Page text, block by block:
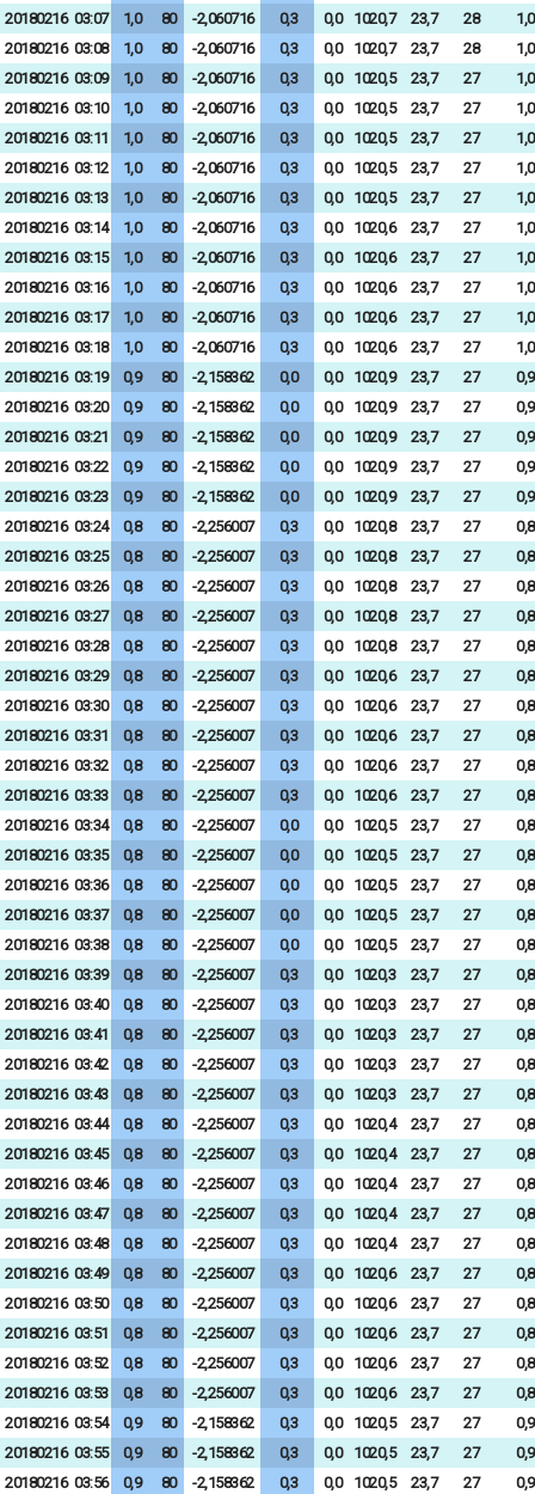
20180216 03:07 1,0 80 -2,060716 0,3 0,0 1020,7 23,7 28
1,0
20180216 03:08 1,0 80 -2,060716 0,3 0,0 1020,7 23,7 28
1,0
20180216 03:09 1,0 80 -2,060716 0,3 0,0 1020,5 23,7 27
1,0
20180216 03:10 1,0 80 -2,060716 0,3 0,0 1020,5 23,7 27
1,0
20180216 03:11 1,0 80 -2,060716 0,3 0,0 1020,5 23,7 27
1,0
20180216 03:12 1,0 80 -2,060716 0,3 0,0 1020,5 23,7 27
1,0
20180216 03:13 1,0 80 -2,060716 0,3 0,0 1020,5 23,7 27
1,0
20180216 03:14 1,0 80 -2,060716 0,3 0,0 1020,6 23,7 27
1,0
20180216 03:15 1,0 80 -2,060716 0,3 0,0 1020,6 23,7 27
1,0
20180216 03:16 1,0 80 -2,060716 0,3 0,0 1020,6 23,7 27
1,0
20180216 03:17 1,0 80 -2,060716 0,3 0,0 1020,6 23,7 27
1,0
20180216 03:18 1,0 80 -2,060716 0,3 0,0 1020,6 23,7 27
1,0
20180216 03:19 0,9 80 -2,158362 0,0 0,0 1020,9 23,7 27
0,9
20180216 03:20 0,9 80 -2,158362 0,0 0,0 1020,9 23,7 27
0,9
20180216 03:21 0,9 80 -2,158362 0,0 0,0 1020,9 23,7 27
0,9
20180216 03:22 0,9 80 -2,158362 0,0 0,0 1020,9 23,7 27
0,9
20180216 03:23 0,9 80 -2,158362 0,0 0,0 1020,9 23,7 27
0,9
20180216 03:24 0,8 80 -2,256007 0,3 0,0 1020,8 23,7 27
0,8
20180216 03:25 0,8 80 -2,256007 0,3 0,0 1020,8 23,7 27
0,8
20180216 03:26 0,8 80 -2,256007 0,3 0,0 1020,8 23,7 27
0,8
20180216 03:27 0,8 80 -2,256007 0,3 0,0 1020,8 23,7 27
0,8
20180216 03:28 0,8 80 -2,256007 0,3 0,0 1020,8 23,7 27
0,8
20180216 03:29 0,8 80 -2,256007 0,3 0,0 1020,6 23,7 27
0,8
20180216 03:30 0,8 80 -2,256007 0,3 0,0 1020,6 23,7 27
0,8
20180216 03:31 0,8 80 -2,256007 0,3 0,0 1020,6 23,7 27
0,8
20180216 03:32 0,8 80 -2,256007 0,3 0,0 1020,6 23,7 27
0,8
20180216 03:33 0,8 80 -2,256007 0,3 0,0 1020,6 23,7 27
0,8
20180216 03:34 0,8 80 -2,256007 0,0 0,0 1020,5 23,7 27
0,8
20180216 03:35 0,8 80 -2,256007 0,0 0,0 1020,5 23,7 27
0,8
20180216 03:36 0,8 80 -2,256007 0,0 0,0 1020,5 23,7 27
0,8
20180216 03:37 0,8 80 -2,256007 0,0 0,0 1020,5 23,7 27
0,8
20180216 03:38 0,8 80 -2,256007 0,0 0,0 1020,5 23,7 27
0,8
20180216 03:39 0,8 80 -2,256007 0,3 0,0 1020,3 23,7 27
0,8
20180216 03:40 0,8 80 -2,256007 0,3 0,0 1020,3 23,7 27
0,8
20180216 03:41 0,8 80 -2,256007 0,3 0,0 1020,3 23,7 27
0,8
20180216 03:42 0,8 80 -2,256007 0,3 0,0 1020,3 23,7 27
0,8
20180216 03:43 0,8 80 -2,256007 0,3 0,0 1020,3 23,7 27
0,8
20180216 03:44 0,8 80 -2,256007 0,3 0,0 1020,4 23,7 27
0,8
20180216 03:45 0,8 80 -2,256007 0,3 0,0 1020,4 23,7 27
0,8
20180216 03:46 0,8 80 -2,256007 0,3 0,0 1020,4 23,7 27
0,8
20180216 03:47 0,8 80 -2,256007 0,3 0,0 1020,4 23,7 27
0,8
20180216 03:48 0,8 80 -2,256007 0,3 0,0 1020,4 23,7 27
0,8
20180216 03:49 0,8 80 -2,256007 0,3 0,0 1020,6 23,7 27
0,8
20180216 03:50 0,8 80 -2,256007 0,3 0,0 1020,6 23,7 27
0,8
20180216 03:51 0,8 80 -2,256007 0,3 0,0 1020,6 23,7 27
0,8
20180216 03:52 0,8 80 -2,256007 0,3 0,0 1020,6 23,7 27
0,8
20180216 03:53 0,8 80 -2,256007 0,3 0,0 1020,6 23,7 27
0,8
20180216 03:54 0,9 80 -2,158362 0,3 0,0 1020,5 23,7 27
0,9
20180216 03:55 0,9 80 -2,158362 0,3 0,0 1020,5 23,7 27
0,9
20180216 03:56 0,9 80 -2,158362 0,3 0,0 1020,5 23,7 27
0,9